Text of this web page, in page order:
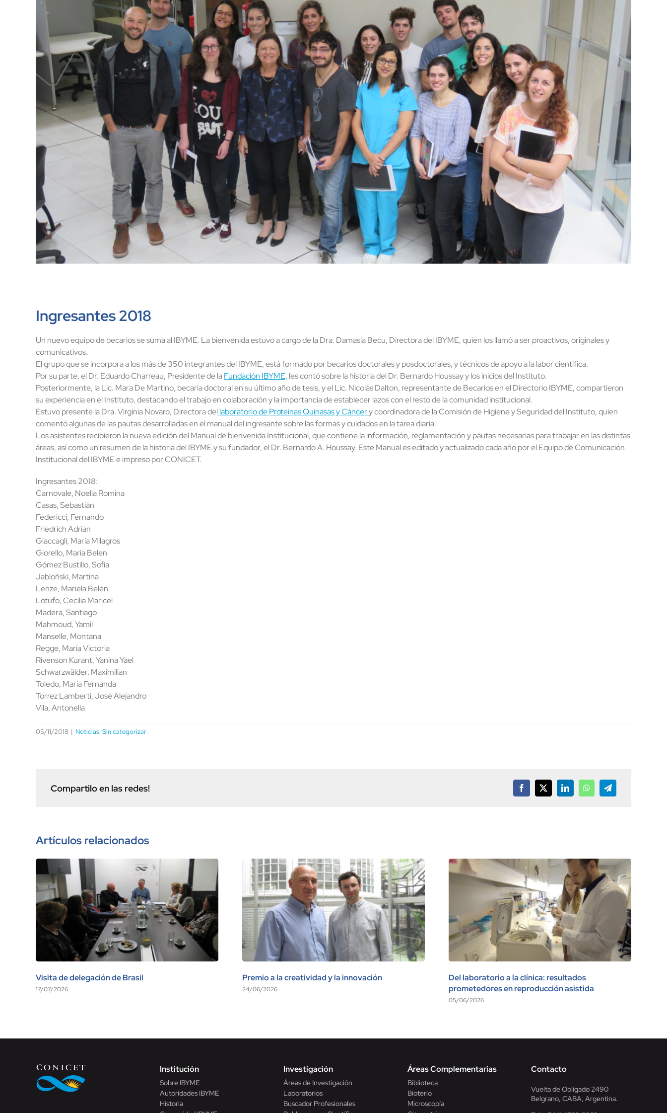
Ingresantes 2018
Un nuevo equipo de becarios se suma al IBYME. La bienvenida estuvo a cargo de la Dra. Damasia Becu, Directora del IBYME, quien los llamó a ser proactivos, originales y
comunicativos.
El grupo que se incorpora a los más de 350 integrantes del IBYME, está formado por becarios doctorales y posdoctorales, y técnicos de apoyo a la labor científica.
Por su parte, el Dr. Eduardo Charreau, Presidente de laFundación IBYME, les contó sobre la historia del Dr. Bernardo Houssay y los inicios del Instituto.
Posteriormente, la Lic. Mara De Martino, becaria doctoral en su último año de tesis, y el Lic. Nicolás Dalton, representante de Becarios en el Directorio IBYME, compartieron
su experiencia en el Instituto, destacando el trabajo en colaboración y la importancia de establecer lazos con el resto de la comunidad institucional.
Estuvo presente la Dra. Virginia Novaro, Directora dellaboratorio de Proteínas Quinasas y Cáncery coordinadora de la Comisión de Higiene y Seguridad del Instituto, quien
comentó algunas de las pautas desarrolladas en el manual del ingresante sobre las formas y cuidados en la tarea diaria.
Los asistentes recibieron la nueva edición del Manual de bienvenida Institucional, que contiene la información, reglamentación y pautas necesarias para trabajar en las distintas
áreas, así como un resumen de la historia del IBYME y su fundador, el Dr. Bernardo A. Houssay. Este Manual es editado y actualizado cada año por el Equipo de Comunicación
Institucional del IBYME e impreso por CONICET.
Ingresantes 2018:
Carnovale, Noelia Romina
Casas, Sebastián
Federicci, Fernando
Friedrich Adrian
Giaccagli, María Milagros
Giorello, Maria Belen
Gómez Bustillo, Sofía
Jabloñski, Martina
Lenze, Mariela Belén
Lotufo, Cecilia Maricel
Madera, Santiago
Mahmoud, Yamil
Manselle, Montana
Regge, María Victoria
Rivenson Kurant, Yanina Yael
Schwarzwälder, Maximilian
Toledo, María Fernanda
Torrez Lamberti, José Alejandro
Vila, Antonella
05/11/2018 | Noticias,Sin categorizar
Compartilo en las redes! Facebook
X LinkedInWhatsAppTelegram
Artículos relacionados
Visita de delegación de Brasil
17/07/2026
Premio a la creatividad y la innovación
24/06/2026
Del laboratorio a la clínica: resultados
prometedores en reproducción asistida
05/06/2026
Institución
Sobre IBYME
Autoridades IBYME
Historia
Investigación
Áreas de Investigación
Laboratorios
Buscador Profesionales
Áreas Complementarias
Biblioteca
Bioterio
Microscopía
Contacto
Vuelta de Obligado 2490
Belgrano, CABA, Argentina.